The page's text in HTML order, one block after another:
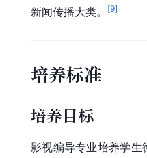
新闻传播大类。
[9]
培养标准
培养目标
影视编导专业培养学生